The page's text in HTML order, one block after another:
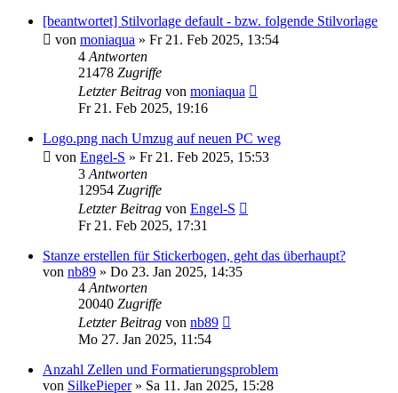
[beantwortet] Stilvorlage default - bzw. folgende Stilvorlage
von moniaqua » Fr 21. Feb 2025, 13:54
4 Antworten
21478 Zugriffe
Letzter Beitrag von moniaqua
Fr 21. Feb 2025, 19:16
Logo.png nach Umzug auf neuen PC weg
von Engel-S » Fr 21. Feb 2025, 15:53
3 Antworten
12954 Zugriffe
Letzter Beitrag von Engel-S
Fr 21. Feb 2025, 17:31
Stanze erstellen für Stickerbogen, geht das überhaupt?
von nb89 » Do 23. Jan 2025, 14:35
4 Antworten
20040 Zugriffe
Letzter Beitrag von nb89
Mo 27. Jan 2025, 11:54
Anzahl Zellen und Formatierungsproblem
von SilkePieper» Sa 11. Jan 2025, 15:28